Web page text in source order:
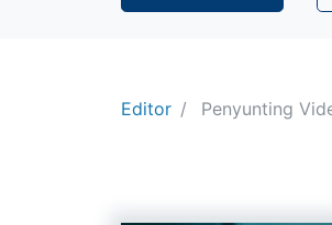
Editor Penyunting